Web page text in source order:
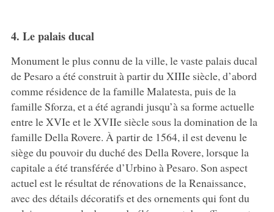
4. Le palais ducal
Monument le plus connu de la ville, le vaste palais ducal
de Pesaro a été construit à partir du XIIIe siècle, d’abord
comme résidence de la famille Malatesta, puis de la
famille Sforza, et a été agrandi jusqu’à sa forme actuelle
entre le XVIe et le XVIIe siècle sous la domination de la
famille Della Rovere. À partir de 1564, il est devenu le
siège du pouvoir du duché des Della Rovere, lorsque la
capitale a été transférée d’Urbino à Pesaro. Son aspect
actuel est le résultat de rénovations de la Renaissance,
avec des détails décoratifs et des ornements qui font du